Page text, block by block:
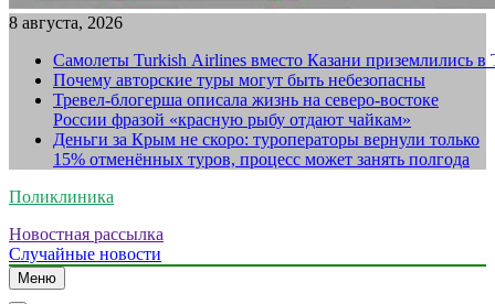
8 августа, 2026
Самолеты Turkish Airlines вместо Казани приземлились в
Почему авторские туры могут быть небезопасны
Тревел-блогерша описала жизнь на северо-востоке
России фразой «красную рыбу отдают чайкам»
Деньги за Крым не скоро: туроператоры вернули только
15% отменённых туров, процесс может занять полгода
Поликлиника
Новостная рассылка
Случайные новости
Меню